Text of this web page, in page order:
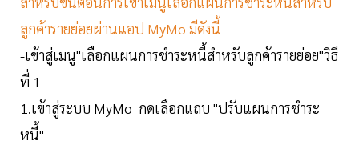
ลูกค้ารายย่อยผ่านแอป MyMo มีดังนี้
-เข้าสู่เมนู"เลือกแผนการชำระหนี้สำหรับลูกค้ารายย่อย"วิธี
ที่ 1
1.เข้าสู่ระบบ MyMo กดเลือกแถบ "ปรับแผนการชำระ
หนี้"